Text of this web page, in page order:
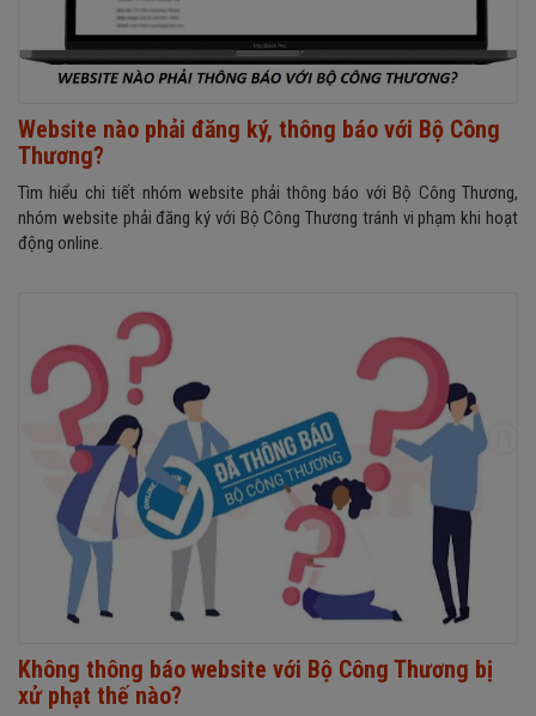
Website nào phải đăng ký, thông báo với Bộ Công
Thương?
Tìm hiểu chi tiết nhóm website phải thông báo với Bộ Công Thương,
nhóm website phải đăng ký với Bộ Công Thương tránh vi phạm khi hoạt
động online.
Không thông báo website với Bộ Công Thương bị
xử phạt thế nào?